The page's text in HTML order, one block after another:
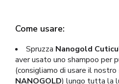
Come usare:
Spruzza Nanogold
aver usato uno shampoo per
(consigliamo di usare il nostro
NANOGOLD) lungo tutta la